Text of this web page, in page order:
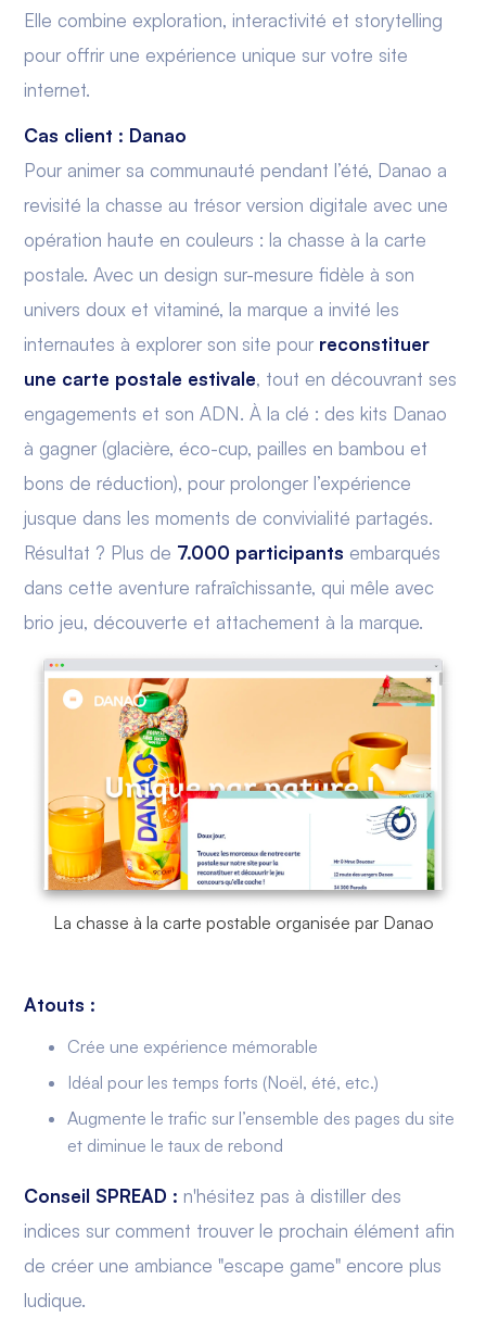
Elle combine exploration, interactivité et storytelling
pour offrir une expérience unique sur votre site
internet.
Cas client : Danao
Pour animer sa communauté pendant l’été, Danao a
revisité la chasse au trésor version digitale avec une
opération haute en couleurs : la chasse à la carte
postale. Avec un design sur-mesure fidèle à son
univers doux et vitaminé, la marque a invité les
internautes à explorer son site pour reconstituer
une carte postale estivale, tout en découvrant ses
engagements et son ADN. À la clé : des kits Danao
à gagner (glacière, éco-cup, pailles en bambou et
bons de réduction), pour prolonger l’expérience
jusque dans les moments de convivialité partagés.
Résultat ? Plus de 7.000 participants embarqués
dans cette aventure rafraîchissante, qui mêle avec
brio jeu, découverte et attachement à la marque.
La chasse à la carte postable organisée par Danao
Atouts :
Crée une expérience mémorable
Idéal pour les temps forts (Noël, été, etc.)
Augmente le trafic sur l’ensemble des pages du site
et diminue le taux de rebond
Conseil SPREAD : n'hésitez pas à distiller des
indices sur comment trouver le prochain élément afin
de créer une ambiance "escape game" encore plus
ludique.